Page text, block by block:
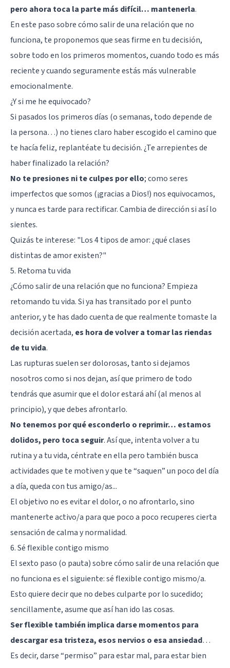
pero ahora toca la parte más difícil… mantenerla.
En este paso sobre cómo salir de una relación que no
funciona, te proponemos que seas firme en tu decisión,
sobre todo en los primeros momentos, cuando todo es más
reciente y cuando seguramente estás más vulnerable
emocionalmente.
¿Y si me he equivocado?
Si pasados los primeros días (o semanas, todo depende de
la persona…) no tienes claro haber escogido el camino que
te hacía feliz, replantéate tu decisión. ¿Te arrepientes de
haber finalizado la relación?
No te presiones ni te culpes por ello; como seres
imperfectos que somos (¡gracias a Dios!) nos equivocamos,
y nunca es tarde para rectificar. Cambia de dirección si así lo
sientes.
Quizás te interese: "Los 4 tipos de amor: ¿qué clases
distintas de amor existen?"
5. Retoma tu vida
¿Cómo salir de una relación que no funciona? Empieza
retomando tu vida. Si ya has transitado por el punto
anterior, y te has dado cuenta de que realmente tomaste la
decisión acertada, es hora de volver a tomar las riendas
de tu vida.
Las rupturas suelen ser dolorosas, tanto si dejamos
nosotros como si nos dejan, así que primero de todo
tendrás que asumir que el dolor estará ahí (al menos al
principio), y que debes afrontarlo.
No tenemos por qué esconderlo o reprimir… estamos
dolidos, pero toca seguir. Así que, intenta volver a tu
rutina y a tu vida, céntrate en ella pero también busca
actividades que te motiven y que te “saquen” un poco del día
a día, queda con tus amigo/as...
El objetivo no es evitar el dolor, o no afrontarlo, sino
mantenerte activo/a para que poco a poco recuperes cierta
sensación de calma y normalidad.
6. Sé flexible contigo mismo
El sexto paso (o pauta) sobre cómo salir de una relación que
no funciona es el siguiente: sé flexible contigo mismo/a.
Esto quiere decir que no debes culparte por lo sucedido;
sencillamente, asume que así han ido las cosas.
Ser flexible también implica darse momentos para
descargar esa tristeza, esos nervios o esa ansiedad…
Es decir, darse “permiso” para estar mal, para estar bien